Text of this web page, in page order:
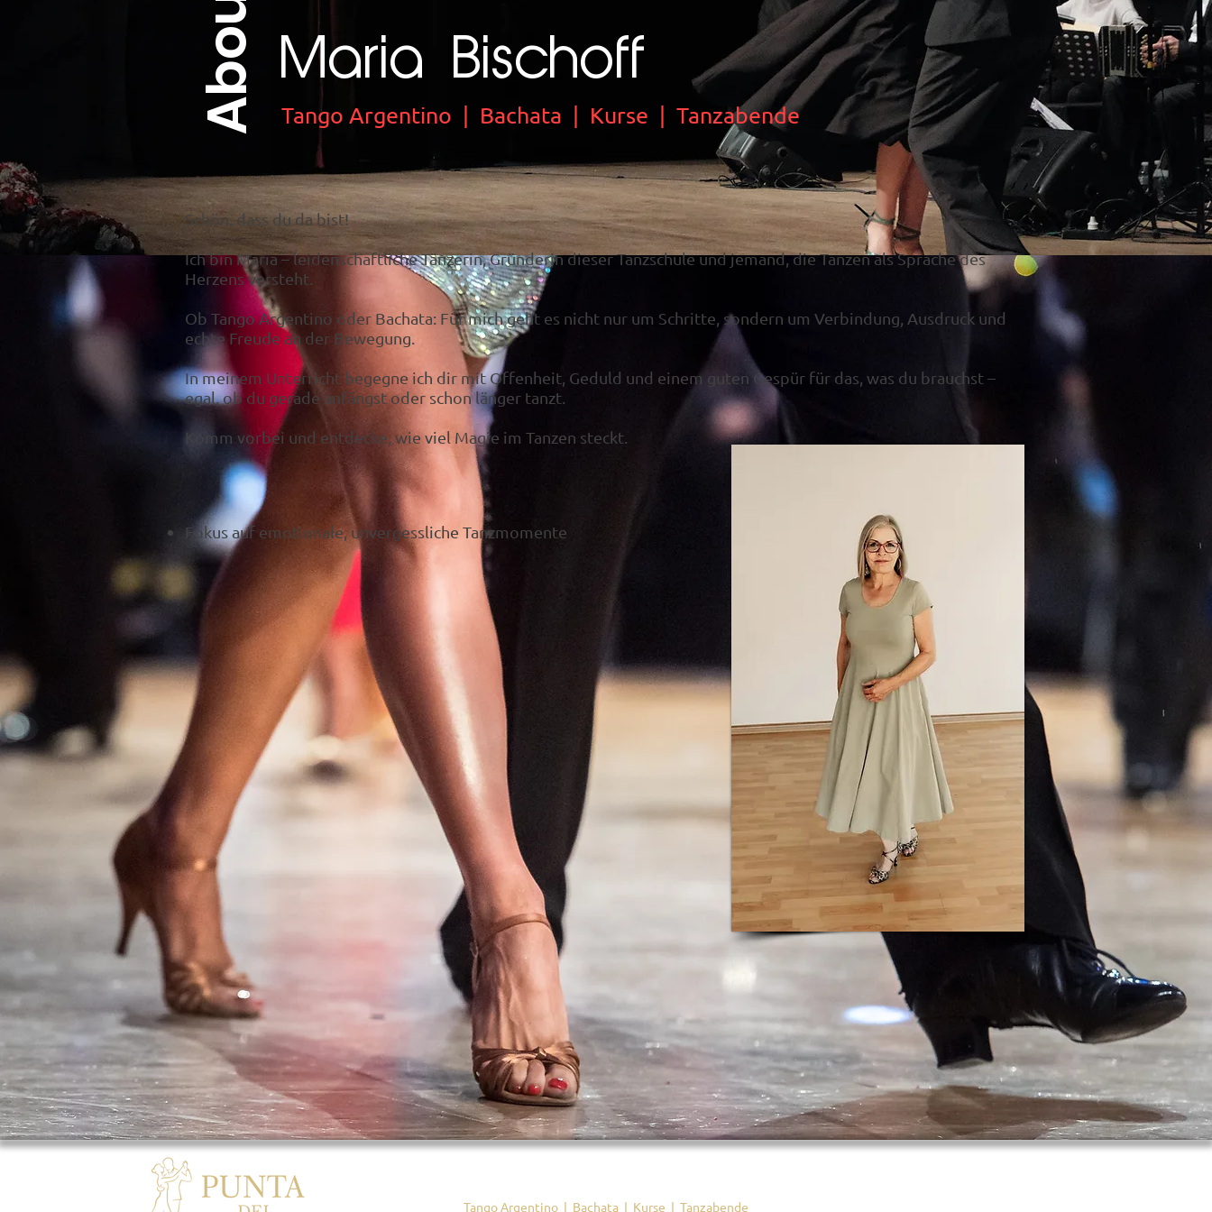
Maria Bischoff
Tango Argentino | Bachata | Kurse | Tanzabende
Schön, dass du da bist!
Ich bin Maria – leidenschaftliche Tänzerin, Gründerin dieser Tanzschule und jemand, die Tanzen als Sprache des
Herzens versteht.
Ob Tango Argentino oder Bachata: Für mich geht es nicht nur um Schritte, sondern um Verbindung, Ausdruck und
echte Freude an der Bewegung.
In meinem Unterricht begegne ich dir mit Offenheit, Geduld und einem guten Gespür für das, was du brauchst –
egal, ob du gerade anfängst oder schon länger tanzt.
Komm vorbei und entdecke, wie viel Magie im Tanzen steckt.
Fokus auf emotionale, unvergessliche Tanzmomente
Tango Argentino| Bachata | Kurse | Tanzabende